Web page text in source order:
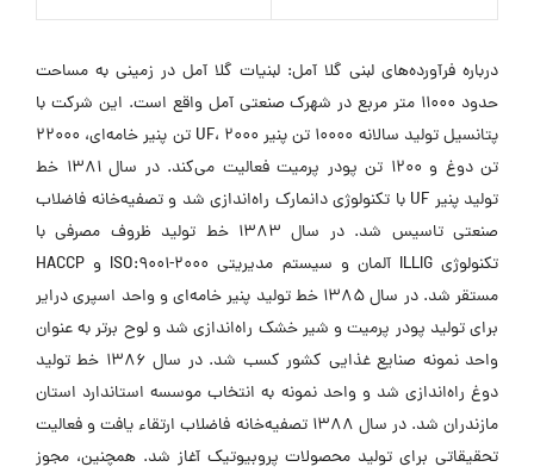
درباره فرآورده‌های لبنی گلا آمل: لبنیات گلا آمل در زمینی به مساحت
حدود 11000 متر مربع در شهرک صنعتی آمل واقع است. این شرکت با
پتانسیل تولید سالانه 10000 تن پنیر UF، 2000 تن پنیر خامه‌ای، 22000
تن دوغ و 1200 تن پودر پرمیت فعالیت می‌کند. در سال 1381 خط
تولید پنیر UF با تکنولوژی دانمارک راه‌اندازی شد و تصفیه‌خانه فاضلاب
صنعتی تاسیس شد. در سال 1383 خط تولید ظروف مصرفی با
تکنولوژی ILLIG آلمان و سیستم مدیریتی ISO:9001-2000 و HACCP
مستقر شد. در سال 1385 خط تولید پنیر خامه‌ای و واحد اسپری درایر
برای تولید پودر پرمیت و شیر خشک راه‌اندازی شد و لوح برتر به عنوان
واحد نمونه صنایع غذایی کشور کسب شد. در سال 1386 خط تولید
دوغ راه‌اندازی شد و واحد نمونه به انتخاب موسسه استاندارد استان
مازندران شد. در سال 1388 تصفیه‌خانه فاضلاب ارتقاء یافت و فعالیت
تحقیقاتی برای تولید محصولات پروبیوتیک آغاز شد. همچنین، مجوز